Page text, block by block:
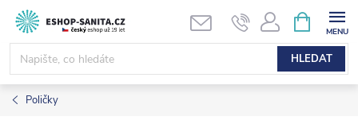
Přejít
obsah
HLEDAT
NÁKUPNÍ
KOŠÍK
Poličky